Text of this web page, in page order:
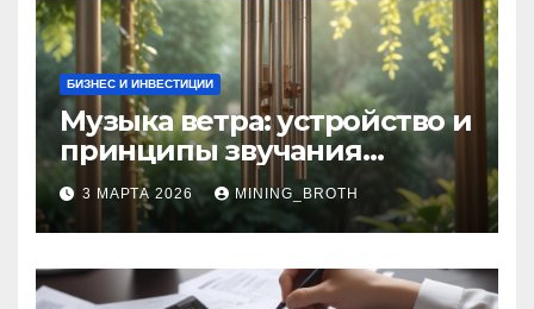
БИЗНЕС И ИНВЕСТИЦИИ
Музыка ветра: устройство и
принципы звучания
колокольчиков
3 МАРТА 2026 MINING_BROTH